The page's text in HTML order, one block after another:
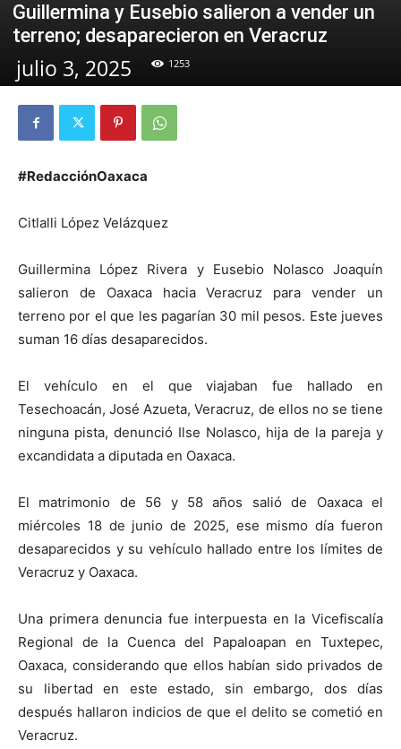
Guillermina y Eusebio salieron a vender un
terreno; desaparecieron en Veracruz
julio 3, 2025 1253
#RedacciónOaxaca
Citlalli López Velázquez
Guillermina López Rivera y Eusebio Nolasco Joaquín
salieron de Oaxaca hacia Veracruz para vender un
terreno por el que les pagarían 30 mil pesos. Este jueves
suman 16 días desaparecidos.
El vehículo en el que viajaban fue hallado en
Tesechoacán, José Azueta, Veracruz, de ellos no se tiene
ninguna pista, denunció Ilse Nolasco, hija de la pareja y
excandidata a diputada en Oaxaca.
El matrimonio de 56 y 58 años salió de Oaxaca el
miércoles 18 de junio de 2025, ese mismo día fueron
desaparecidos y su vehículo hallado entre los límites de
Veracruz y Oaxaca.
Una primera denuncia fue interpuesta en la Vicefiscalía
Regional de la Cuenca del Papaloapan en Tuxtepec,
Oaxaca, considerando que ellos habían sido privados de
su libertad en este estado, sin embargo, dos días
después hallaron indicios de que el delito se cometió en
Veracruz.